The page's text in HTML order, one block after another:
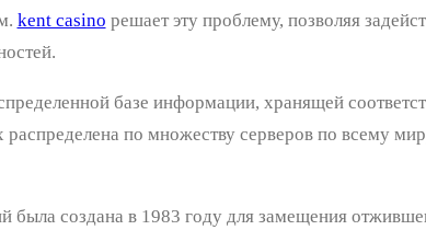
kent casino решает эту проблему, позволяя
базе информации, хранящей
по множеству серверов по всему
создана в 1983 году для замещения